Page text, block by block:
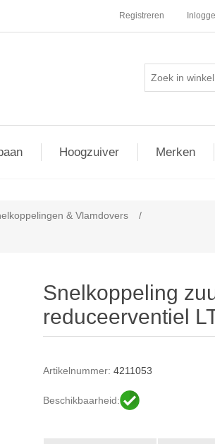
Registreren
Hoogzuiver Merken
& Vlamdovers
/
Snelkoppeling
reduceerventiel
Artikelnummer: 4211053
Beschikbaarheid: